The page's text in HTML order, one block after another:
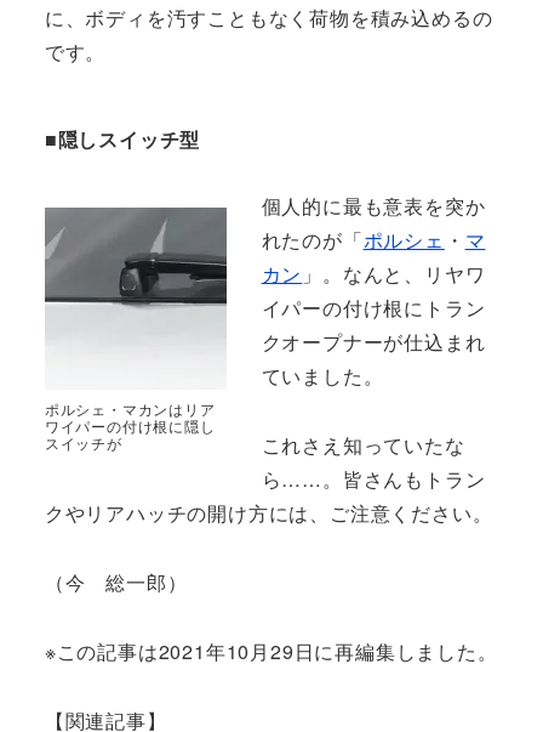
に、ボディを汚すこともなく荷物を積み込めるの
です。
■隠しスイッチ型
ポルシェ・マカンはリア
ワイパーの付け根に隠し
スイッチが
個人的に最も意表を突か
れたのが「ポルシェ ・ マ
カン 」。なんと、リヤワ
イパーの付け根にトラン
クオープナーが仕込まれ
ていました。
これさえ知っていたな
ら……。皆さんもトラン
クやリアハッチの開け方には、ご注意ください。
（今 総一郎）
※この記事は2021年10月29日に再編集しました。
【関連記事】